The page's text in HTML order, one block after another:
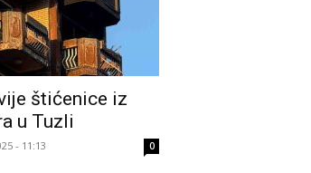
štićenice iz
u Tuzli
- 11:13 0